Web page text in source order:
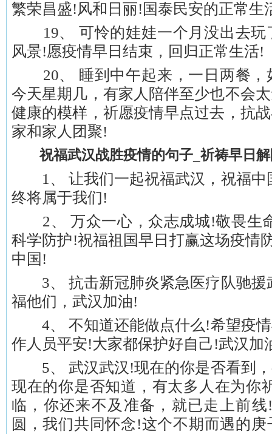
繁荣昌盛!风和日丽!国泰民安的正常生
19、 可怜的娃娃一个月没出去玩
风景!愿疫情早日结束，回归正常生活!
20、 睡到中午起来，一日两餐，
今天星期几，有家人陪伴至少也不会
健康的模样，祈愿疫情早点过去，抗
家和家人团聚!
祝福武汉战胜疫情的句子_祈祷早日解
1、 让我们一起祝福武汉，祝福中
终将属于我们!
2、 万众一心，众志成城!敬畏生
科学防护!祝福祖国早日打赢这场疫情
中国!
3、 抗击新冠肺炎紧急医疗队驰援
福他们，武汉加油!
4、 不知道还能做点什么!希望疫情
作人员平安!大家都保护好自己!武汉加
5、 武汉武汉!现在的你是否看到，
现在的你是否知道，有太多人在为你
临，你还来不及准备，就已走上前
圆，我们共同怀念!这个不期而遇的